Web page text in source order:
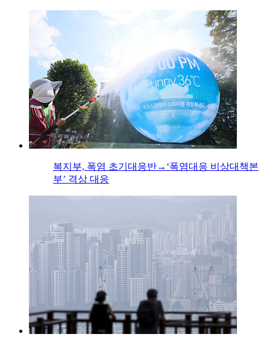
복지부, 폭염 초기대응반→‘폭염대응 비상대책본
부’ 격상 대응